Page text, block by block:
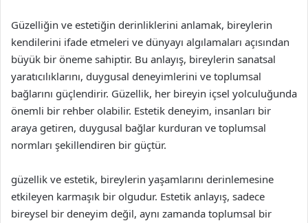
Güzelliğin ve estetiğin derinliklerini anlamak, bireylerin
kendilerini ifade etmeleri ve dünyayı algılamaları açısından
büyük bir öneme sahiptir. Bu anlayış, bireylerin sanatsal
yaratıcılıklarını, duygusal deneyimlerini ve toplumsal
bağlarını güçlendirir. Güzellik, her bireyin içsel yolculuğunda
önemli bir rehber olabilir. Estetik deneyim, insanları bir
araya getiren, duygusal bağlar kurduran ve toplumsal
normları şekillendiren bir güçtür.
güzellik ve estetik, bireylerin yaşamlarını derinlemesine
etkileyen karmaşık bir olgudur. Estetik anlayış, sadece
bireysel bir deneyim değil, aynı zamanda toplumsal bir